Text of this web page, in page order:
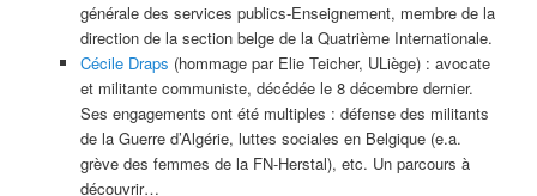
générale des services publics-Enseignement, membre de la
direction de la section belge de la Quatrième Internationale.
Cécile Draps (hommage par Elie Teicher, ULiège) : avocate
et militante communiste, décédée le 8 décembre dernier.
Ses engagements ont été multiples : défense des militants
de la Guerre d’Algérie, luttes sociales en Belgique (e.a.
grève des femmes de la FN-Herstal), etc. Un parcours à
découvrir…